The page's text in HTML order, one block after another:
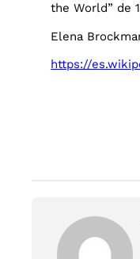
the World” de
Elena
https://